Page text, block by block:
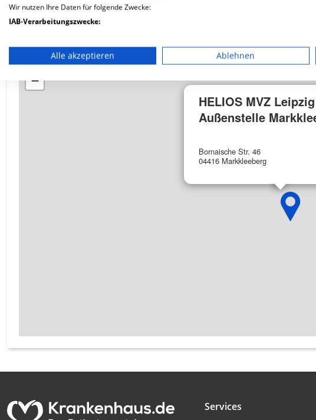
Karte
HELIOS MVZ
Außenstelle
Bornaische Str. 46
04416 Markkleeberg
+
−
Services
Wir nutzen Ihre Daten für folgende Zwecke:
IAB-Verarbeitungszwecke:
Verwendung reduzierter Daten zur Auswahl von Werbeanzeigen
Erstellung von Profilen für personalisierte Werbung
Verwendung von Profilen zur Auswahl personalisierter Werbung
Verwendung von Profilen zur Auswahl personalisierter Inhalte
Geräte anhand von aktiv angeforderten Informationen identifizieren
Nicht-IAB-Verarbeitungszwecke:
Performance
Alle akzeptieren Ablehnen